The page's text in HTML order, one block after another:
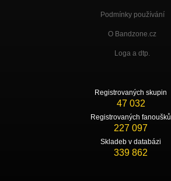
Podmínky používání
O Bandzone.cz
Loga a dtp.
Registrovaných skupin
47 032
Registrovaných fanoušků
227 097
Skladeb v databázi
339 862